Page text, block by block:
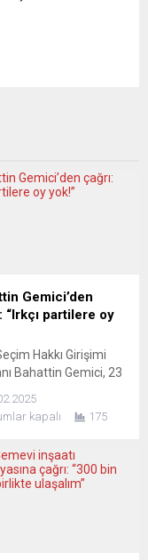
Gemici’den
“Irkçı partilere oy
Hakkı Girişimi
Bahattin Gemici, 23
Almanya Meclis
öncesinde mülteci
tartışmaların
huzuru tehdit
kapalı
175